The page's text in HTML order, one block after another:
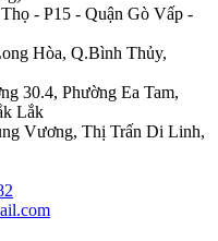
- P15 - Quận Gò Vấp -
Hòa, Q.Bình Thủy,
30.4, Phường Ea Tam,
Lắk
Vương, Thị Trấn Di Linh,